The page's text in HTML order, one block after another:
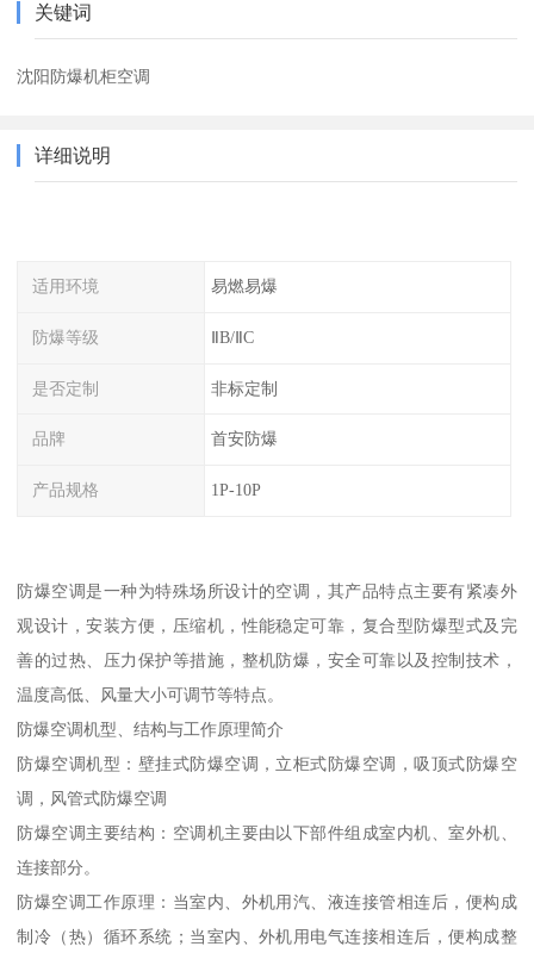
关键词
沈阳防爆机柜空调
详细说明
适用环境 易燃易爆
防爆等级 ⅡB/ⅡC
是否定制 非标定制
品牌 首安防爆
产品规格 1P-10P
防爆空调是一种为特殊场所设计的空调，其产品特点主要有紧凑外
观设计，安装方便，压缩机，性能稳定可靠，复合型防爆型式及完
善的过热、压力保护等措施，整机防爆，安全可靠以及控制技术，
温度高低、风量大小可调节等特点。
防爆空调机型、结构与工作原理简介
防爆空调机型：壁挂式防爆空调，立柜式防爆空调，吸顶式防爆空
调，风管式防爆空调
防爆空调主要结构：空调机主要由以下部件组成室内机、室外机、
连接部分。
防爆空调工作原理：当室内、外机用汽、液连接管相连后，便构成
制冷（热）循环系统；当室内、外机用电气连接相连后，便构成整